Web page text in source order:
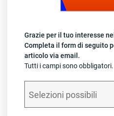
Grazie per il tuo interesse
Completa il form di seguito
articolo via email.
Tutti i campi sono obbligatori.